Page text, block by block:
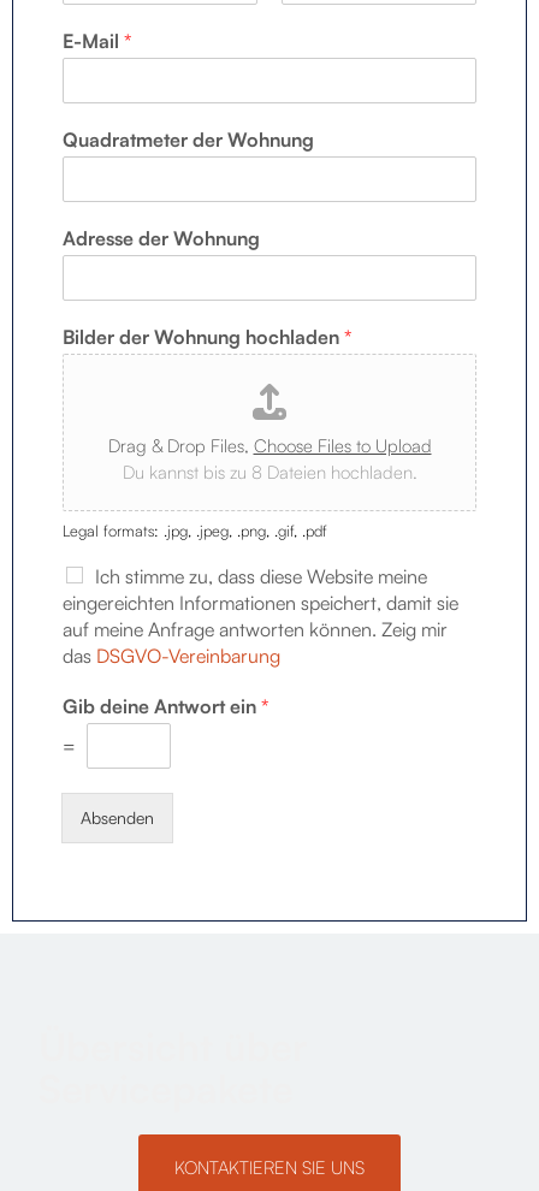
o
r
m
e
a
e
E-Mail*
Quadratmeter der Wohnung
Adresse der Wohnung
Bilder der Wohnung hochladen*
Drag & Drop Files, Choose Files to Upload
Du kannst bis zu 8 Dateien hochladen.
Legal formats: .jpg, .jpeg, .png, .gif, .pdf
Ich stimme zu, dass diese Website meine
eingereichten Informationen speichert, damit sie
auf meine Anfrage antworten können. Zeig mir
das DSGVO-Vereinbarung
Gib deine Antwort ein*
=
Absenden
KONTAKTIEREN SIE UNS